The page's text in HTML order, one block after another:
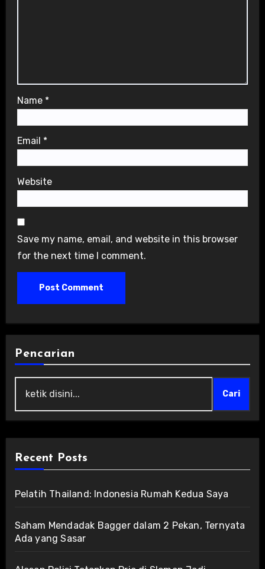
Name *
Email *
Website
Save my name, email, and website in this browser
for the next time I comment.
Pencarian
Cari
Recent Posts
Pelatih Thailand: Indonesia Rumah Kedua Saya
Saham Mendadak Bagger dalam 2 Pekan, Ternyata
Ada yang Sasar